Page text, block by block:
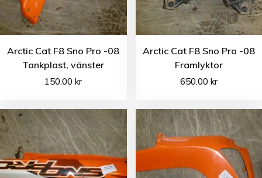
Arctic Cat F8 Sno Pro -08
Tankplast, vänster
150.00kr
Arctic Cat F8 Sno Pro -08
Framlyktor
650.00 kr